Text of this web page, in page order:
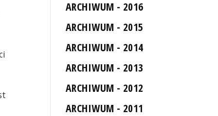
ARCHIWUM - 2016
ARCHIWUM - 2015
ARCHIWUM - 2014
ARCHIWUM - 2013
ARCHIWUM - 2012
ARCHIWUM - 2011